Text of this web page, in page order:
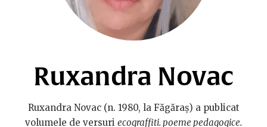
Ruxandra Novac
Ruxandra Novac (n. 1980, la Făgăraș) a publicat
volumele de versuri ecograffiti. poeme pedagogice.